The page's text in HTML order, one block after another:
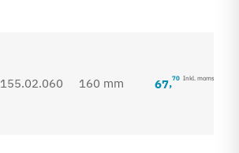
155.02.060 160 mm 67,70 Inkl. moms